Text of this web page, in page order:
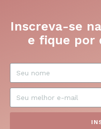
Inscreva-se
e fique por